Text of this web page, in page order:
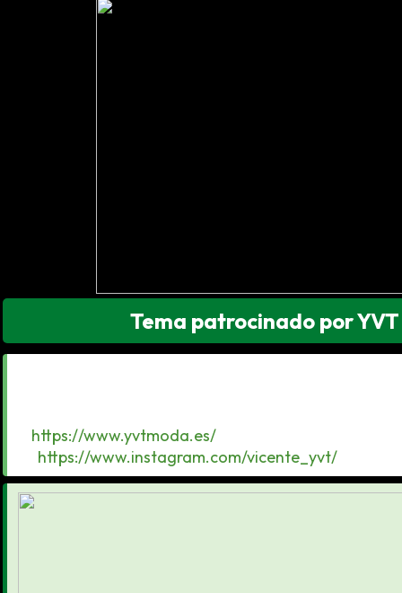
Tema patrocinado por
https://www.yvtmoda.es/
https://www.instagram.com/vicente_yvt/